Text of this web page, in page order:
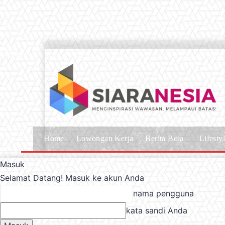
Home Lowongan Kerja Berita Bola
Masuk
Selamat Datang! Masuk ke akun Anda
nama pengguna
kata sandi Anda